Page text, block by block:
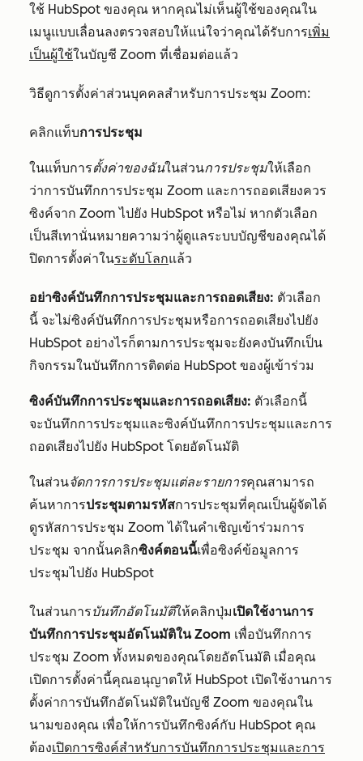
ใช้ HubSpot ของคุณ หากคุณไม่เห็นผู้ใช้ของคุณใน
เมนูแบบเลื่อนลงตรวจสอบให้แน่ใจว่าคุณได้รับการเพิ่ม
เป็นผู้ใช้ในบัญชี Zoom ที่เชื่อมต่อแล้ว
วิธีดูการตั้งค่าส่วนบุคคลสำหรับการประชุม Zoom:
คลิกแท็บการประชุม
ในแท็บการตั้งค่าของฉันในส่วนการประชุมให้เลือก
ว่าการบันทึกการประชุม Zoom และการถอดเสียงควร
ซิงค์จาก Zoom ไปยัง HubSpot หรือไม่ หากตัวเลือก
เป็นสีเทานั่นหมายความว่าผู้ดูแลระบบบัญชีของคุณได้
ปิดการตั้งค่าในระดับโลกแล้ว
อย่าซิงค์บันทึกการประชุมและการถอดเสียง: ตัวเลือก
นี้ จะไม่ซิงค์บันทึกการประชุมหรือการถอดเสียงไปยัง
HubSpot อย่างไรก็ตามการประชุมจะยังคงบันทึกเป็น
กิจกรรมในบันทึกการติดต่อ HubSpot ของผู้เข้าร่วม
ซิงค์บันทึกการประชุมและการถอดเสียง: ตัวเลือกนี้
จะบันทึกการประชุมและซิงค์บันทึกการประชุมและการ
ถอดเสียงไปยัง HubSpot โดยอัตโนมัติ
ในส่วนจัดการการประชุมแต่ละรายการคุณสามารถ
ค้นหาการประชุมตามรหัสการประชุมที่คุณเป็นผู้จัดได้
ดูรหัสการประชุม Zoom ได้ในคำเชิญเข้าร่วมการ
ประชุม จากนั้นคลิกซิงค์ตอนนี้เพื่อซิงค์ข้อมูลการ
ประชุมไปยัง HubSpot
ในส่วนการบันทึกอัตโนมัติให้คลิกปุ่มเปิดใช้งานการ
บันทึกการประชุมอัตโนมัติใน Zoom เพื่อบันทึกการ
ประชุม Zoom ทั้งหมดของคุณโดยอัตโนมัติ เมื่อคุณ
เปิดการตั้งค่านี้คุณอนุญาตให้ HubSpot เปิดใช้งานการ
ตั้งค่าการบันทึกอัตโนมัติในบัญชี Zoom ของคุณใน
นามของคุณ เพื่อให้การบันทึกซิงค์กับ HubSpot คุณ
ต้องเปิดการซิงค์สำหรับการบันทึกการประชุมและการ